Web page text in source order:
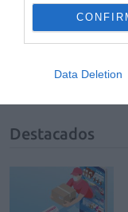
Data Deletion
Fundación Alicia
Destacados